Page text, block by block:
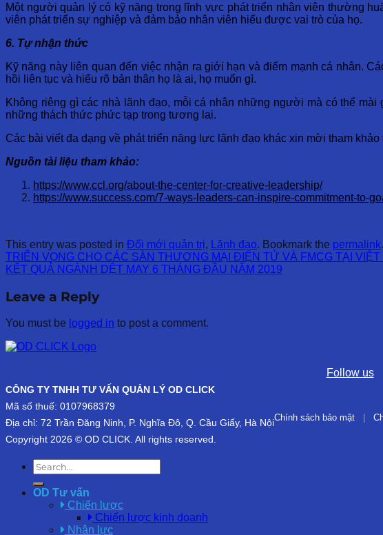
Một người quản lý có kỹ năng trong lĩnh vực phát triển nhân viên thường
viên phát triển sự nghiệp và đảm bảo nhân viên hiểu được vai trò của họ.
6. Tự nhận thức
Kỹ năng này liên quan đến việc nhận ra giới hạn và điểm mạnh cá nhân.
hồi liên tục và hiểu rõ bản thân họ là ai, họ muốn gì.
Không riêng gì các nhà lãnh đạo, mỗi cá nhân những người mà có thể
những thách thức phức tạp trong tương lai.
Các bài viết đa dạng về phát triển năng lực lãnh đạo khác xin mời tham khảo
Nguồn tài liệu tham khảo:
https://www.ccl.org/about-the-center-for-creative-leadership/
https://www.success.com/7-ways-leaders-can-inspire-commitment-to-
This entry was posted in Đổi mới quản trị, Lãnh đạo. Bookmark the permalink.
TRIỂN VỌNG CHO CÁC SÀN THƯƠNG MẠI ĐIỆN TỬ VÀ FMCG TẠI VIỆT
KẾT QUẢ NGÀNH DỆT MAY 6 THÁNG ĐẦU NĂM 2019
Leave a Reply
You must be logged in to post a comment.
CÔNG TY TNHH TƯ VẤN QUẢN LÝ OD CLICK
Mã số thuế: 0107968379
Địa chỉ: 72 Trần Đăng Ninh, P. Nghĩa Đô, Q. Cầu Giấy, Hà Nội
Copyright 2026 © OD CLICK. All rights reserved.
Follow us
Chính sách bảo mật
OD Tư vấn
Chiến lược
Chiến lược kinh doanh
Nhân lực